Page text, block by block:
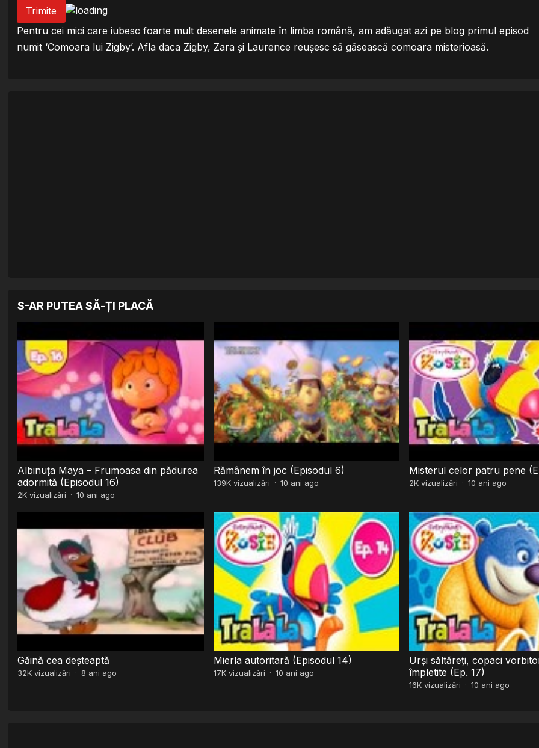
Trimite
Pentru cei mici care iubesc foarte mult desenele animate în limba română, am adăugat azi pe blog primul episod
numit ‘Comoara lui Zigby’. Afla daca Zigby, Zara și Laurence reușesc să găsească comoara misterioasă.
S-AR PUTEA SĂ-ȚI PLACĂ
Albinuța Maya – Frumoasa din pădurea
adormită (Episodul 16)
2K vizualizări · 10 ani ago
Rămânem în joc (Episodul 6)
139Kvizualizări · 10 ani ago
Misterul celor patru pene
2Kvizualizări · 10 ani ago
Găină cea deșteaptă
32K vizualizări · 8 ani ago
Mierla autoritară (Episodul 14)
17Kvizualizări · 10 ani ago
Urşi săltăreţi, copaci
împletite (Ep. 17)
16Kvizualizări · 10 ani ago